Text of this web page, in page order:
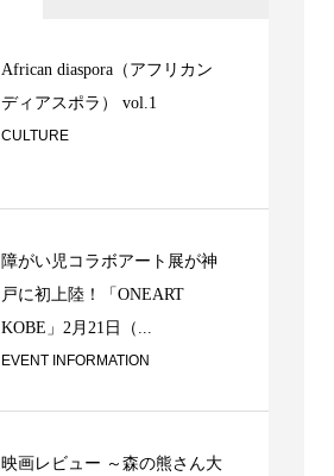
Tacos, vino y musica
飴ちゃんより体操が喉に効く
African diaspora（アフリカン
ディアスポラ） vol.1
CULTURE
障がい児コラボアート展が神
戸に初上陸！「ONEART
KOBE」2月21日（...
EVENT INFORMATION
映画レビュー ～森の熊さん大